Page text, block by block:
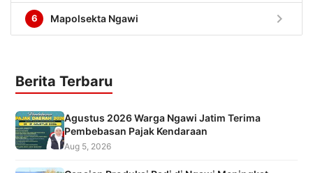
6 Mapolsekta Ngawi chevron_right
Berita Terbaru
Agustus 2026 Warga Ngawi Jatim Terima
Pembebasan Pajak Kendaraan
Aug 5, 2026